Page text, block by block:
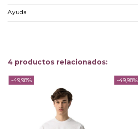
Ayuda
4 productos relacionados:
-49,98% -49,98%